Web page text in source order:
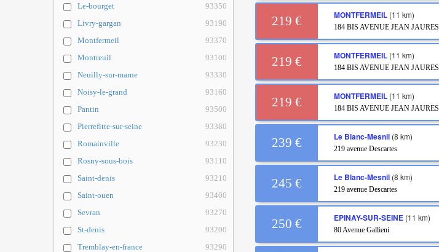
Le-bourget
93350
Livry-gargan
93190
Montfermeil
93370
Montreuil
93100
Neuilly-sur-marne
93330
Noisy-le-grand
93160
Pantin
93500
Pierrefitte-sur-seine
93380
Romainville
93230
Rosny-sous-bois
93110
Saint-denis
93210
Saint-ouen
93400
Sevran
93270
St-denis
93200
Tremblay-en-france
93290
219 € MONTFERMEIL(11 km)
184 BIS AVENUE JEAN JAURES
219 € MONTFERMEIL(11 km)
184 BIS AVENUE JEAN JAURES
219 € MONTFERMEIL(11 km)
184 BIS AVENUE JEAN JAURES
239 € Le Blanc-Mesnil(8 km)
219 avenue Descartes
245 € Le Blanc-Mesnil(8 km)
219 avenue Descartes
250 € EPINAY-SUR-SEINE(11 km)
80 Avenue Gallieni